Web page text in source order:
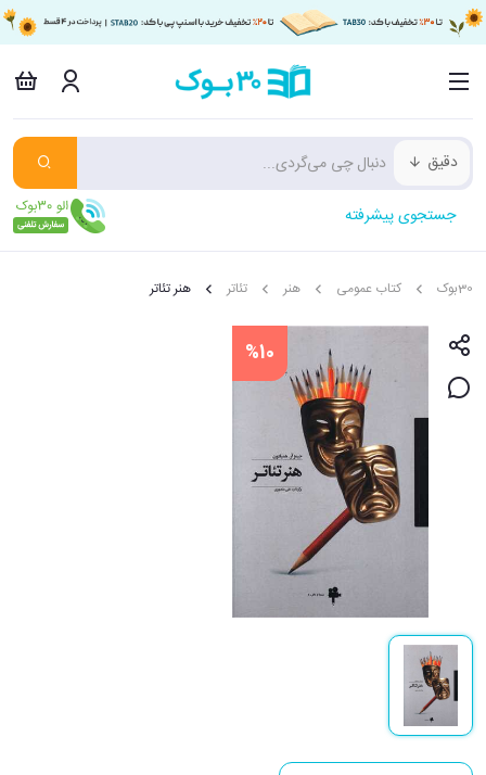
دقیق
جستجوی پیشرفته
30بوک کتاب عمومی هنر تئاتر هنر تئاتر
%10